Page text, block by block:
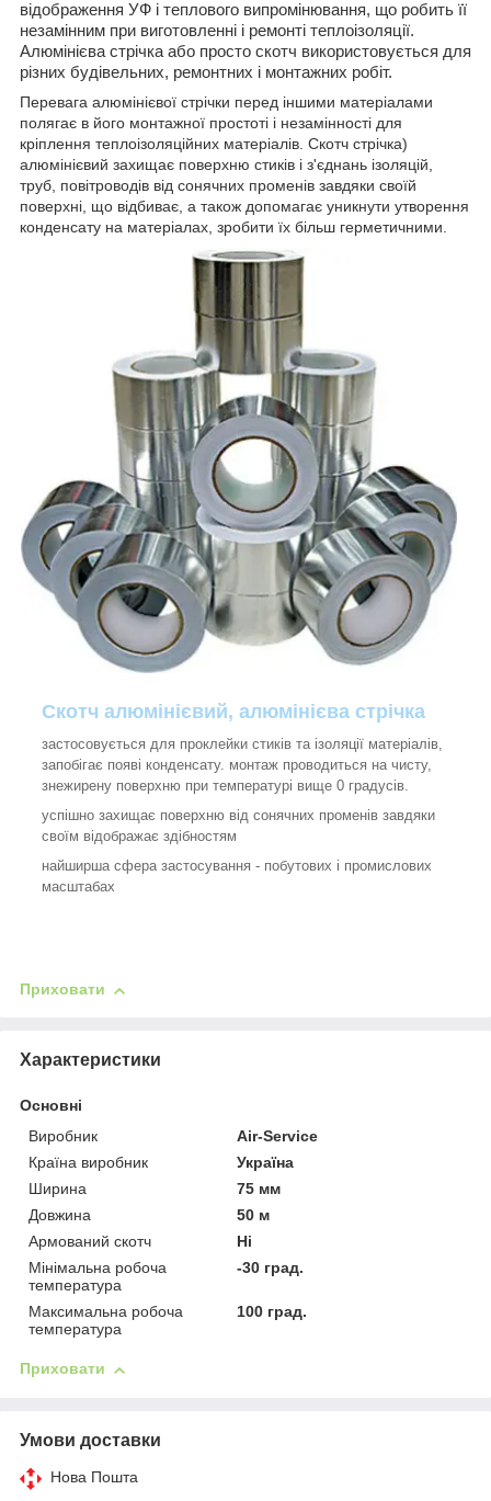
відображення УФ і теплового випромінювання, що робить її
незамінним при виготовленні і ремонті теплоізоляції.
Алюмінієва стрічка або просто скотч використовується для
різних будівельних, ремонтних і монтажних робіт.
Перевага алюмінієвої стрічки перед іншими матеріалами
полягає в його монтажної простоті і незамінності для
кріплення теплоізоляційних матеріалів. Скотч стрічка)
алюмінієвий захищає поверхню стиків і з'єднань ізоляцій,
труб, повітроводів від сонячних променів завдяки своїй
поверхні, що відбиває, а також допомагає уникнути утворення
конденсату на матеріалах, зробити їх більш герметичними.
Скотч алюмінієвий, алюмінієва стрічка
застосовується для проклейки стиків та ізоляції матеріалів,
запобігає появі конденсату. монтаж проводиться на чисту,
знежирену поверхню при температурі вище 0 градусів.
успішно захищає поверхню від сонячних променів завдяки
своїм відображає здібностям
найширша сфера застосування - побутових і промислових
масштабах
Приховати
Характеристики
Основні
Виробник
Air-Service
Країна виробник
Україна
Ширина
75 мм
Довжина
50 м
Армований скотч
Ні
Мінімальна робоча
температура
-30 град.
Максимальна робоча
температура
100 град.
Приховати
Умови доставки
Нова Пошта